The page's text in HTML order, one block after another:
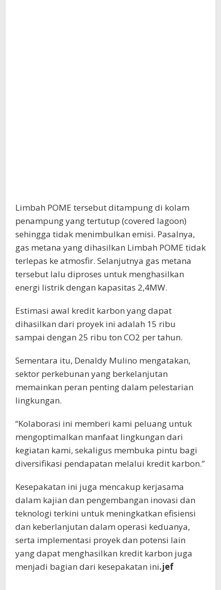
Limbah POME tersebut ditampung di kolam
penampung yang tertutup (covered lagoon)
sehingga tidak menimbulkan emisi. Pasalnya,
gas metana yang dihasilkan Limbah POME tidak
terlepas ke atmosfir. Selanjutnya gas metana
tersebut lalu diproses untuk menghasilkan
energi listrik dengan kapasitas 2,4MW.
Estimasi awal kredit karbon yang dapat
dihasilkan dari proyek ini adalah 15 ribu
sampai dengan 25 ribu ton CO2 per tahun.
Sementara itu, Denaldy Mulino mengatakan,
sektor perkebunan yang berkelanjutan
memainkan peran penting dalam pelestarian
lingkungan.
“Kolaborasi ini memberi kami peluang untuk
mengoptimalkan manfaat lingkungan dari
kegiatan kami, sekaligus membuka pintu bagi
diversifikasi pendapatan melalui kredit karbon.”
Kesepakatan ini juga mencakup kerjasama
dalam kajian dan pengembangan inovasi dan
teknologi terkini untuk meningkatkan efisiensi
dan keberlanjutan dalam operasi keduanya,
serta implementasi proyek dan potensi lain
yang dapat menghasilkan kredit karbon juga
menjadi bagian dari kesepakatan ini.jef